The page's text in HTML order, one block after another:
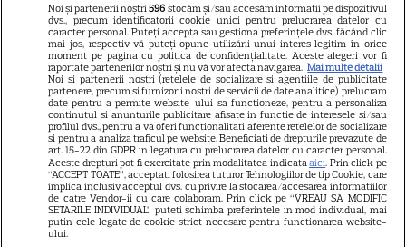
lacrimi grele! Cin..
Noi și partenerii noștri596 stocăm și/sau accesăm informații pe dispozitivul
dvs., precum identificatorii cookie unici pentru prelucrarea datelor cu
caracter personal. Puteți accepta sau gestiona preferințele dvs. făcând clic
mai jos, respectiv vă puteți opune utilizării unui interes legitim în orice
moment pe pagina cu politica de confidențialitate. Aceste alegeri vor fi
raportate partenerilor noștri și nu vă vor afecta navigarea. Mai multe detalii
Noi si partenerii nostri (retelele de socializare si agentiile de publicitate
partenere, precum si furnizorii nostri de servicii de date analitice) prelucram
date pentru a permite website-ului sa functioneze, pentru a personaliza
continutul si anunturile publicitare afisate in functie de interesele si/sau
profilul dvs., pentru a va oferi functionalitati aferente retelelor de socializare
si pentru a analiza traficul pe website. Beneficiati de drepturile prevazute de
art. 15-22 din GDPR in legatura cu prelucrarea datelor cu caracter personal.
Aceste drepturi pot fi exercitate prin modalitatea indicataaici. Prin click pe
“ACCEPT TOATE”, acceptati folosirea tuturor Tehnologiilor de tip Cookie, care
implica inclusiv acceptul dvs. cu privire la stocarea/accesarea informatiilor
de catre Vendor-ii cu care colaboram. Prin click pe “VREAU SA MODIFIC
SETARILE INDIVIDUAL” puteti schimba preferintele in mod individual, mai
putin cele legate de cookie strict necesare pentru functionarea website-
ului.